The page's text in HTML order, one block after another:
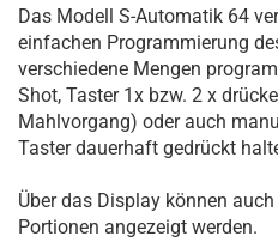
Das Modell S-Automatik 64
einfachen Programmierung
verschiedene Mengen
Shot, Taster 1x bzw. 2 x
Mahlvorgang) oder auch
Taster dauerhaft gedrückt
Über das Display können
Portionen angezeigt werden.